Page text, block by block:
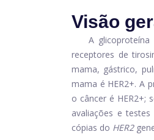
Visão
A
receptores de
mama, gástrico,
mama é HER2+. A
o câncer é HER2+;
avaliações e
cópias do HER2